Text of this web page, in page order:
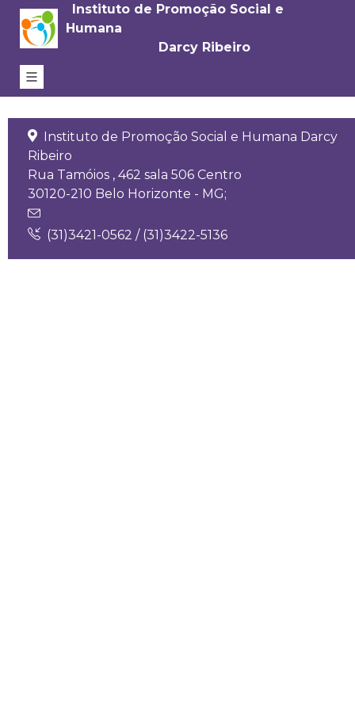
Instituto de Promoção Social e
Humana
Darcy Ribeiro
Instituto de Promoção Social e Humana Darcy
Ribeiro
Rua Tamóios , 462 sala 506 Centro
30120-210 Belo Horizonte - MG;
(31)3421-0562 / (31)3422-5136